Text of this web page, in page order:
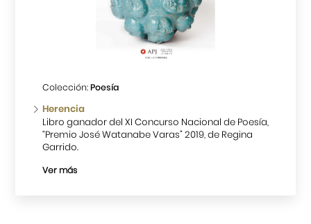
Colección:Poesía
Herencia
Libro ganador del XI Concurso Nacional de Poesía,
“Premio José Watanabe Varas” 2019, de Regina
Garrido.
Ver más